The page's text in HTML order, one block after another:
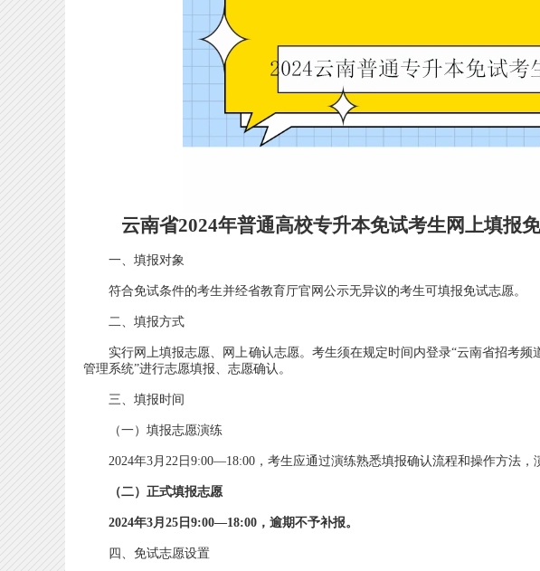
云南省2024年普通高校专升本免试考生网上填报
一、填报对象
符合免试条件的考生并经省教育厅官网公示无异议的考生可填报免试志愿。
二、填报方式
实行网上填报志愿、网上确认志愿。考生须在规定时间内登录“云南省招考频
管理系统”进行志愿填报、志愿确认。
三、填报时间
（一）填报志愿演练
2024年3月22日9:00—18:00，考生应通过演练熟悉填报确认流程和操作方法，
（二）正式填报志愿
2024年3月25日9:00—18:00，逾期不予补报。
四、免试志愿设置